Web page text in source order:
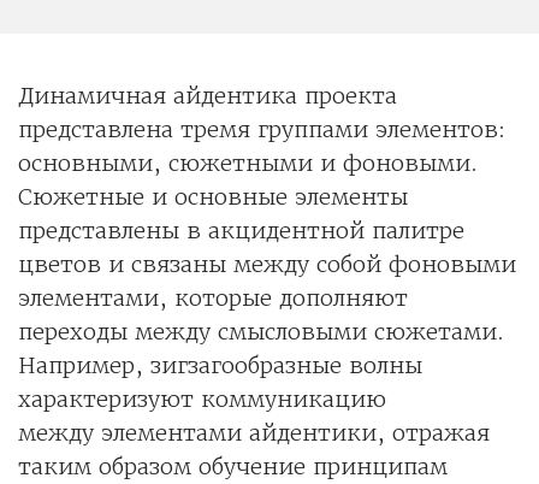
Динамичная айдентика проекта
представлена тремя группами элементов:
основными, сюжетными и фоновыми.
Сюжетные и основные элементы
представлены в акцидентной палитре
цветов и связаны между собой фоновыми
элементами, которые дополняют
переходы между смысловыми сюжетами.
Например, зигзагообразные волны
характеризуют коммуникацию
между элементами айдентики, отражая
таким образом обучение принципам